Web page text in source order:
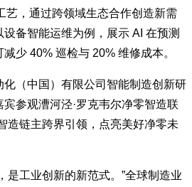
艺，通过跨领域生态合作创造新需
备智能运维为例，展示 AI 在预测
少 40% 巡检与 20% 维修成本。
（中国）有限公司智能制造创新研
参观漕河泾·罗克韦尔净零智造联
造链主跨界引领，点亮美好净零未
是工业创新的新范式。”全球制造业